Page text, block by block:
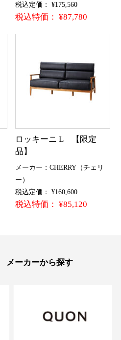
税込定価： ¥175,560
税込特価： ¥87,780
ロッキーニ L 【限定
品】
メーカー：CHERRY（チェリ
ー）
税込定価： ¥160,600
税込特価： ¥85,120
メーカーから探す